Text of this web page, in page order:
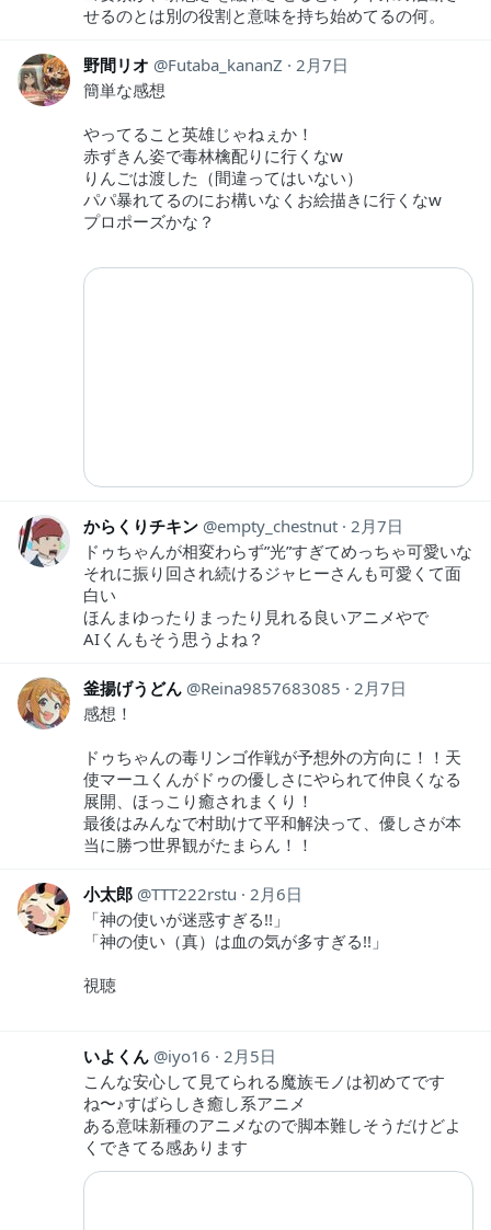
せるのとは別の役割と意味を持ち始めてるの何。
野間リオ Futaba_kananZ
2月7日
簡単な感想
やってること英雄じゃねぇか！
赤ずきん姿で毒林檎配りに行くなw
りんごは渡した（間違ってはいない）
パパ暴れてるのにお構いなくお絵描きに行くなw
プロポーズかな？
からくりチキン empty_chestnut 2月7日
ドゥちゃんが相変わらず”光”すぎてめっちゃ可愛いな
それに振り回され続けるジャヒーさんも可愛くて面
白い
ほんまゆったりまったり見れる良いアニメやで
AIくんもそう思うよね？
釜揚げうどん Reina9857683085
2月7日
感想！
ドゥちゃんの毒リンゴ作戦が予想外の方向に！！天
使マーユくんがドゥの優しさにやられて仲良くなる
展開、ほっこり癒されまくり！
最後はみんなで村助けて平和解決って、優しさが本
当に勝つ世界観がたまらん！！
小太郎 TTT222rstu
2月6日
「神の使いが迷惑すぎる!!」
「神の使い（真）は血の気が多すぎる!!」
視聴
いよくん iyo16
2月5日
こんな安心して見てられる魔族モノは初めてです
ね〜♪すばらしき癒し系アニメ
ある意味新種のアニメなので脚本難しそうだけどよ
くできてる感あります